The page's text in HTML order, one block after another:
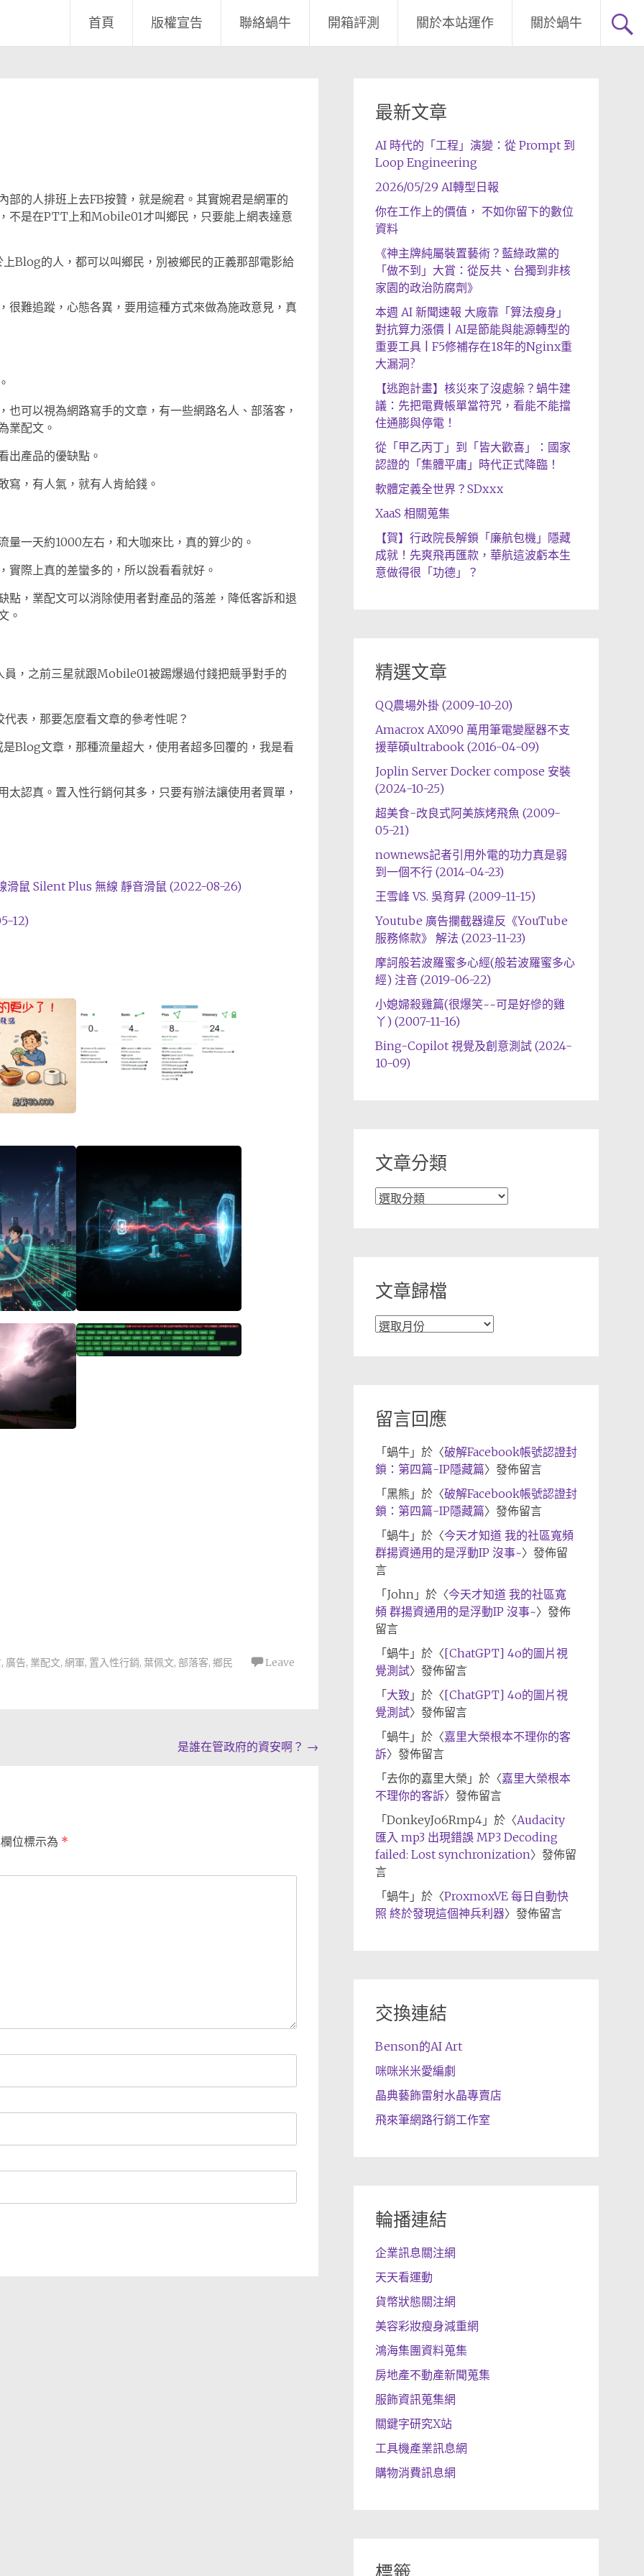
首頁 版權宣告 聯絡蝸牛 開箱評測 關於本站運作 關於蝸牛
部的人排班上去FB按贊，就是綩君。其實婉君是網軍的
不是在PTT上和Mobile01才叫鄉民，只要能上網表達意
Blog的人，都可以叫鄉民，別被鄉民的正義那部電影給
很難追蹤，心態各異，要用這種方式來做為施政意見，真
可以視為網路寫手的文章，有一些網路名人、部落客，
業配文。
出產品的優缺點。
寫，有人氣，就有人肯給錢。
一天約1000左右，和大咖來比，真的算少的。
實際上真的差蠻多的，所以說看看就好。
點，業配文可以消除使用者對產品的落差，降低客訴和退
。
，之前三星就跟Mobile01被踢爆過付錢把競爭對手的
表，那要怎麼看文章的參考性呢？
Blog文章，那種流量超大，使用者超多回覆的，我是看
認真。置入性行銷何其多，只要有辦法讓使用者買單，
滑鼠 Silent Plus 無線 靜音滑鼠 (2022-08-26)
12)
, 廣告, 業配文, 網軍, 置入性行銷, 葉佩文, 部落客, 鄉民 Leave
是誰在管政府的資安啊？ →
位標示為 *
最新文章
AI 時代的「工程」演變：從 Prompt 到
Loop Engineering
2026/05/29 AI轉型日報
你在工作上的價值， 不如你留下的數位
資料
《神主牌純屬裝置藝術？藍綠政黨的
「做不到」大賞：從反共、台獨到非核
家園的政治防腐劑》
本週 AI 新聞速報 大廠靠「算法瘦身」
對抗算力漲價 | AI是節能與能源轉型的
重要工具 | F5修補存在18年的Nginx重
大漏洞?
【逃跑計畫】核災來了沒處躲？蝸牛建
議：先把電費帳單當符咒，看能不能擋
住通膨與停電！
從「甲乙丙丁」到「皆大歡喜」：國家
認證的「集體平庸」時代正式降臨！
軟體定義全世界？SDxxx
XaaS 相關蒐集
【賀】行政院長解鎖「廉航包機」隱藏
成就！先爽飛再匯款，華航這波虧本生
意做得很「功德」？
精選文章
QQ農場外掛 (2009-10-20)
Amacrox AX090 萬用筆電變壓器不支
援華碩ultrabook (2016-04-09)
Joplin Server Docker compose 安裝
(2024-10-25)
超美食-改良式阿美族烤飛魚 (2009-
05-21)
nownews記者引用外電的功力真是弱
到一個不行 (2014-04-23)
王雪峰 VS. 吳育昇 (2009-11-15)
Youtube 廣告攔截器違反《YouTube
服務條款》 解法 (2023-11-23)
摩訶般若波羅蜜多心經(般若波羅蜜多心
經) 注音 (2019-06-22)
小媳婦殺雞篇(很爆笑~~可是好慘的雞
丫) (2007-11-16)
Bing-Copilot 視覺及創意測試 (2024-
10-09)
文章分類
文
文章歸檔
文
留言回應
「 蝸牛」於〈破解Facebook帳號認證封
鎖：第四篇-IP隱藏篇〉發佈留言
「 黑熊 」於〈破解Facebook帳號認證封
鎖：第四篇-IP隱藏篇〉發佈留言
「 蝸牛」於〈今天才知道 我的社區寬頻
群揚資通用的是浮動IP 沒事~〉發佈留
言
「 John」於〈今天才知道 我的社區寬
頻 群揚資通用的是浮動IP 沒事~〉發佈
留言
「 蝸牛」於〈[ChatGPT] 4o的圖片視
覺測試〉發佈留言
「 大致 」於〈[ChatGPT] 4o的圖片視
覺測試〉發佈留言
「 蝸牛」於〈嘉里大榮根本不理你的客
訴〉發佈留言
「 去你的嘉里大榮 」於〈嘉里大榮根本
不理你的客訴〉發佈留言
「 DonkeyJo6Rmp4」於〈Audacity
匯入 mp3 出現錯誤 MP3 Decoding
failed: Lost synchronization〉發佈留
言
「 蝸牛」於〈ProxmoxVE 每日自動快
照 終於發現這個神兵利器〉發佈留言
交換連結
Benson的AI Art
咪咪米米愛編劇
晶典藝飾雷射水晶專賣店
飛來筆網路行銷工作室
輪播連結
企業訊息關注網
天天看運動
貨幣狀態關注網
美容彩妝瘦身減重網
鴻海集團資料蒐集
房地產不動產新聞蒐集
服飾資訊蒐集網
關鍵字研究X站
工具機產業訊息網
購物消費訊息網